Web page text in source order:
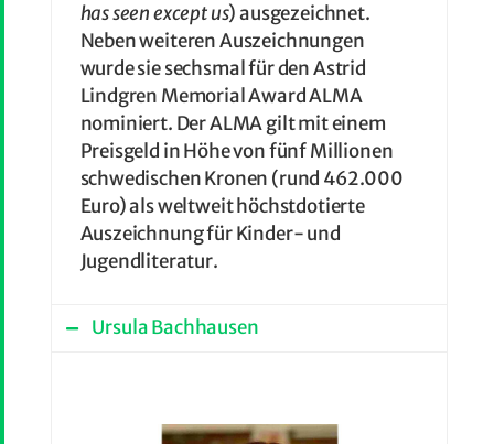
has seen except us) ausgezeichnet.
Neben weiteren Auszeichnungen
wurde sie sechsmal für den Astrid
Lindgren Memorial Award ALMA
nominiert. Der ALMA gilt mit einem
Preisgeld in Höhe von fünf Millionen
schwedischen Kronen (rund 462.000
Euro) als weltweit höchstdotierte
Auszeichnung für Kinder- und
Jugendliteratur.
Ursula Bachhausen